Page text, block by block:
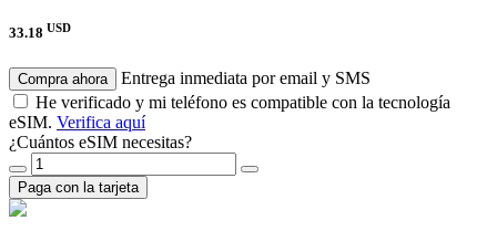
33.18 USD
Compra ahora
Entrega inmediata por email y SMS
He verificado y mi teléfono es compatible con la tecnología
eSIM. Verifica aquí
¿Cuántos eSIM necesitas?
Paga con la tarjeta